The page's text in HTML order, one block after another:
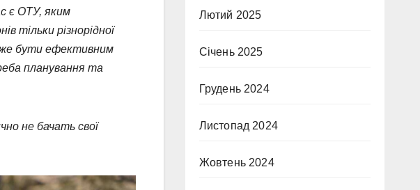
є ОТУ, яким
тільки різнорідної
бути ефективним
планування та
не бачать свої
Лютий 2025
Січень 2025
Грудень 2024
Листопад 2024
Жовтень 2024